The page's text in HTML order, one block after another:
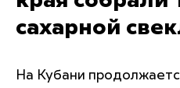
сахарной
На Кубани